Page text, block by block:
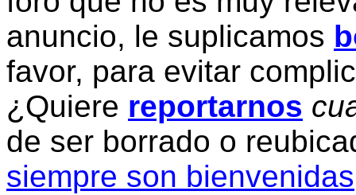
anuncio, le suplicamos
favor, para evitar
¿Quiere reportarnos
de ser borrado o
siempre son bienvenidas